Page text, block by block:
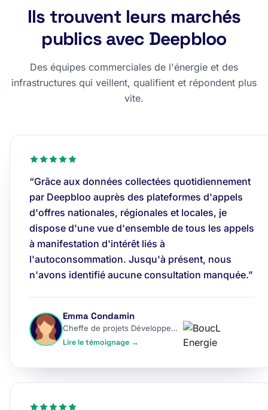
Ils trouvent leurs marchés
publics avec Deepbloo
Des équipes commerciales de l'énergie et des
infrastructures qui veillent, qualifient et répondent plus
vite.
“Grâce aux données collectées quotidiennement
par Deepbloo auprès des plateformes d'appels
d'offres nationales, régionales et locales, je
dispose d'une vue d'ensemble de tous les appels
à manifestation d'intérêt liés à
l'autoconsommation. Jusqu'à présent, nous
n'avons identifié aucune consultation manquée.”
Emma Condamin
Cheffe de projets Développement
Lire le témoignage →